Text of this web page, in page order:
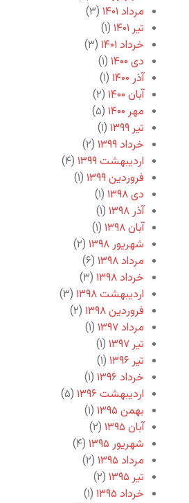
مرداد ۱۴۰۱
(۳)
تیر ۱۴۰۱
(۱)
خرداد ۱۴۰۱
(۳)
دی ۱۴۰۰
(۱)
آذر ۱۴۰۰
(۱)
آبان ۱۴۰۰
(۲)
مهر ۱۴۰۰
(۵)
تیر ۱۳۹۹
(۱)
خرداد ۱۳۹۹
(۲)
اردیبهشت ۱۳۹۹
(۴)
فروردین ۱۳۹۹
(۱)
دی ۱۳۹۸
(۱)
آذر ۱۳۹۸
(۱)
آبان ۱۳۹۸
(۱)
شهریور ۱۳۹۸
(۲)
مرداد ۱۳۹۸
(۶)
خرداد ۱۳۹۸
(۳)
اردیبهشت ۱۳۹۸
(۳)
فروردین ۱۳۹۸
(۲)
مرداد ۱۳۹۷
(۱)
تیر ۱۳۹۷
(۱)
تیر ۱۳۹۶
(۱)
خرداد ۱۳۹۶
(۱)
اردیبهشت ۱۳۹۶
(۵)
بهمن ۱۳۹۵
(۱)
آبان ۱۳۹۵
(۲)
شهریور ۱۳۹۵
(۴)
مرداد ۱۳۹۵
(۲)
تیر ۱۳۹۵
(۲)
خرداد ۱۳۹۵
(۱)